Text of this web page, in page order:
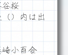
桜
）内は出
小百合